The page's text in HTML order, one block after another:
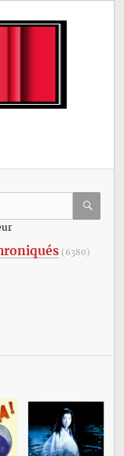
(6380)